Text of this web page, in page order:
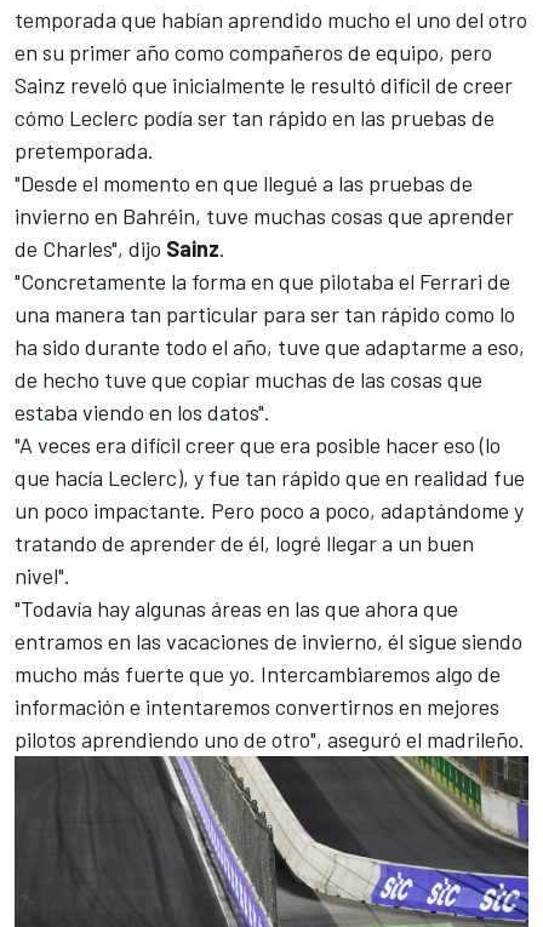
temporada que habían aprendido mucho el uno del otro
en su primer año como compañeros de equipo, pero
Sainz reveló que inicialmente le resultó difícil de creer
cómo Leclerc podía ser tan rápido en las pruebas de
pretemporada.
"Desde el momento en que llegué a las pruebas de
invierno en Bahréin, tuve muchas cosas que aprender
de Charles", dijo Sainz.
"Concretamente la forma en que pilotaba el Ferrari de
una manera tan particular para ser tan rápido como lo
ha sido durante todo el año, tuve que adaptarme a eso,
de hecho tuve que copiar muchas de las cosas que
estaba viendo en los datos".
"A veces era difícil creer que era posible hacer eso (lo
que hacía Leclerc), y fue tan rápido que en realidad fue
un poco impactante. Pero poco a poco, adaptándome y
tratando de aprender de él, logré llegar a un buen
nivel".
"Todavía hay algunas áreas en las que ahora que
entramos en las vacaciones de invierno, él sigue siendo
mucho más fuerte que yo. Intercambiaremos algo de
información e intentaremos convertirnos en mejores
pilotos aprendiendo uno de otro", aseguró el madrileño.